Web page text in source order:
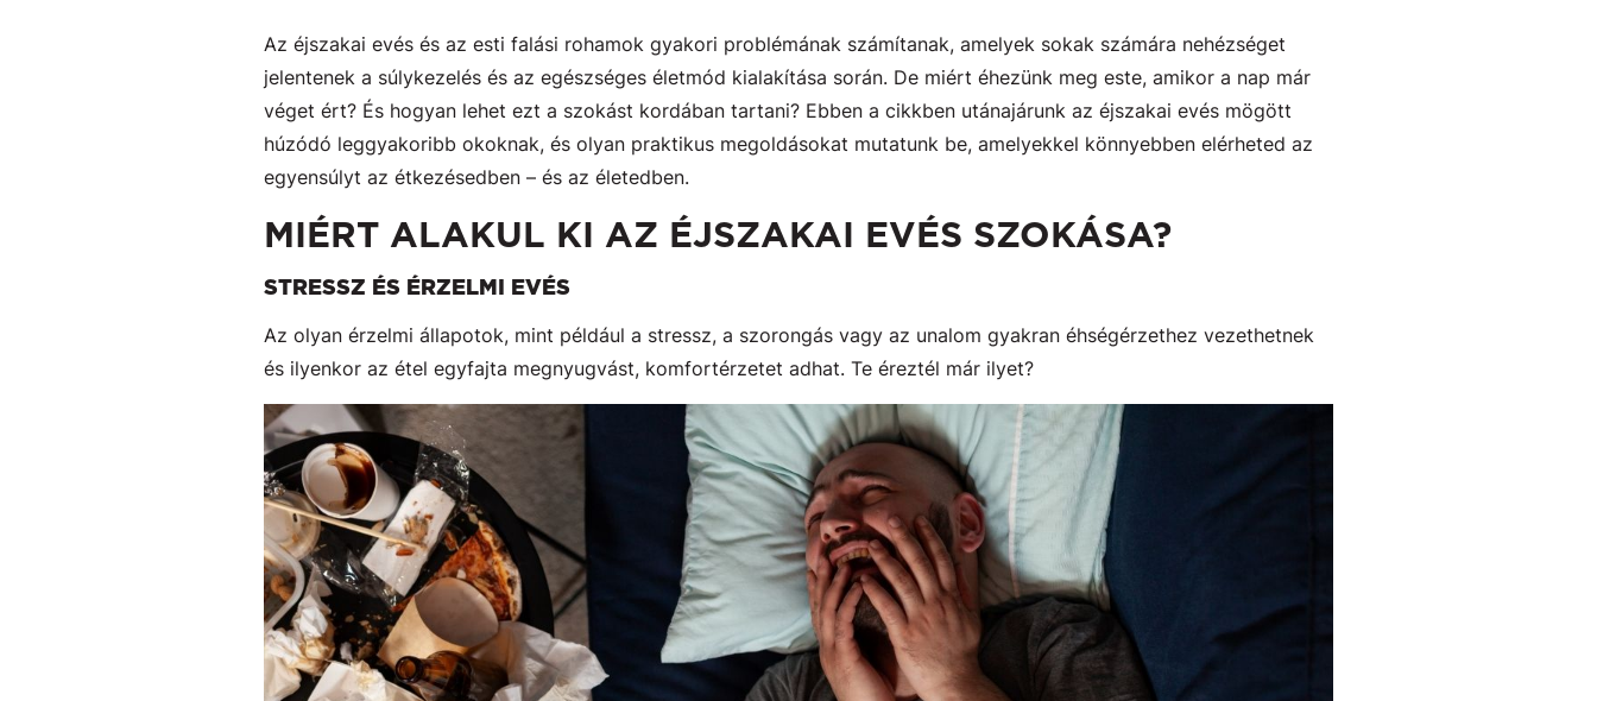
Az éjszakai evés és az esti falási rohamok gyakori problémának számítanak, amelyek sokak számára nehézséget
jelentenek a súlykezelés és az egészséges életmód kialakítása során. De miért éhezünk meg este, amikor a nap már
véget ért? És hogyan lehet ezt a szokást kordában tartani? Ebben a cikkben utánajárunk az éjszakai evés mögött
húzódó leggyakoribb okoknak, és olyan praktikus megoldásokat mutatunk be, amelyekkel könnyebben elérheted az
egyensúlyt az étkezésedben – és az életedben.
MIÉRT ALAKUL KI AZ ÉJSZAKAI EVÉS SZOKÁSA?
STRESSZ ÉS ÉRZELMI EVÉS
Az olyan érzelmi állapotok, mint például a stressz, a szorongás vagy az unalom gyakran éhségérzethez vezethetnek
és ilyenkor az étel egyfajta megnyugvást, komfortérzetet adhat. Te éreztél már ilyet?